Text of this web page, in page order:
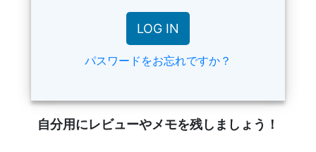
パスワードをお忘れですか？
自分用にレビューやメモを残しましょう！